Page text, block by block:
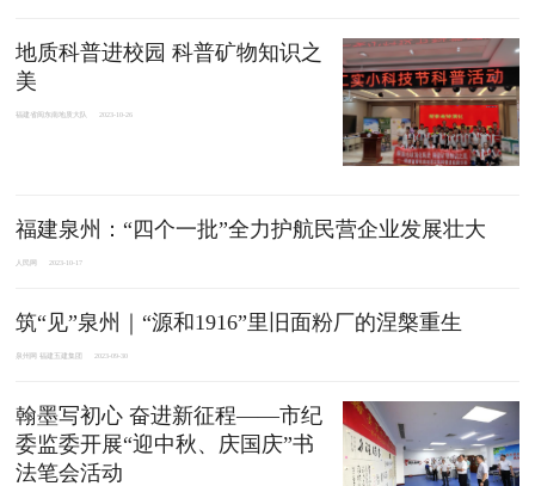
地质科普进校园 科普矿物知识之
美
福建省闽东南地质大队 2023-10-26
福建泉州：“四个一批”全力护航民营企业发展壮大
人民网 2023-10-17
筑“见”泉州｜“源和1916”里旧面粉厂的涅槃重生
泉州网 福建五建集团 2023-09-30
翰墨写初心 奋进新征程——市纪
委监委开展“迎中秋、庆国庆”书
法笔会活动